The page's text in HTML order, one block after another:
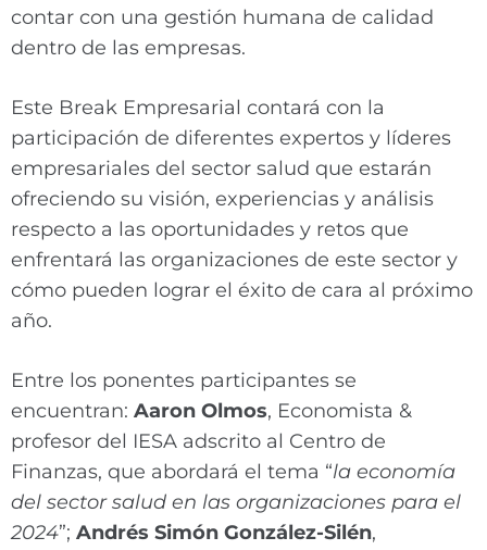
contar con una gestión humana de calidad
dentro de las empresas.
Este Break Empresarial contará con la
participación de diferentes expertos y líderes
empresariales del sector salud que estarán
ofreciendo su visión, experiencias y análisis
respecto a las oportunidades y retos que
enfrentará las organizaciones de este sector y
cómo pueden lograr el éxito de cara al próximo
año.
Entre los ponentes participantes se
encuentran: Aaron Olmos, Economista &
profesor del IESA adscrito al Centro de
Finanzas, que abordará el tema “la economía
del sector salud en las organizaciones para el
2024”; Andrés Simón González-Silén,